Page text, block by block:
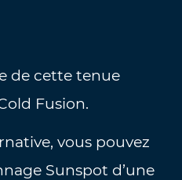
de cette tenue
Fusion.
vous pouvez
Sunspot d’une